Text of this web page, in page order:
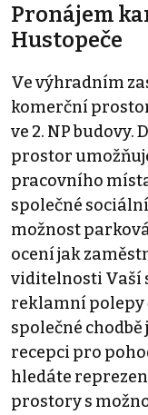
Pronájem
Hustopeče
Ve výhradním
komerční
ve 2. NP
prostor
pracovního
společné
možnost
ocení jak
viditelnosti Vaší
reklamní polepy
společné
recepci pro
hledáte
prostory s